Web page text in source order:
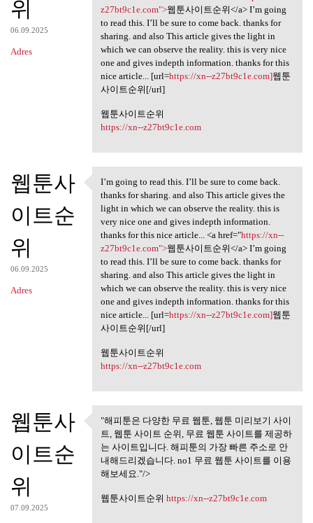
위
06.09.2025
Adres
z27bt9c1e.com">웹툰사이트순위</a> I’m going
to read this. I’ll be sure to come back. thanks for
sharing. and also This article gives the light in
which we can observe the reality. this is very nice
one and gives indepth information. thanks for this
nice article... [url=https://xn--z27bt9c1e.com]웹툰
사이트순위[/url]
웹툰사이트순위
https://xn--z27bt9c1e.com
웹툰사
이트순
위
06.09.2025
Adres
I’m going to read this. I’ll
I’m going to read this. I’ll be sure to come back.
thanks for sharing. and also This article gives the
light in which we can observe the reality. this is
very nice one and gives indepth information.
thanks for this nice article... <a href="https://xn--
z27bt9c1e.com">웹툰사이트순위</a> I’m going
to read this. I’ll be sure to come back. thanks for
sharing. and also This article gives the light in
which we can observe the reality. this is very nice
one and gives indepth information. thanks for this
nice article... [url=https://xn--z27bt9c1e.com]웹툰
사이트순위[/url]
웹툰사이트순위
https://xn--z27bt9c1e.com
웹툰사
이트순
위
07.09.2025
"해피툰은 다양한 무료 웹툰, 웹툰
미리보기 사이트,
"해피툰은 다양한 무료 웹툰, 웹툰 미리보기 사이
트, 웹툰 사이트 순위, 무료 웹툰 사이트를 제공하
는 사이트입니다. 해피툰의 가장 빠른 주소로 안
내해드리겠습니다. no1 무료 웹툰 사이트를 이용
해보세요."/>
웹툰사이트순위 https://xn--z27bt9c1e.com